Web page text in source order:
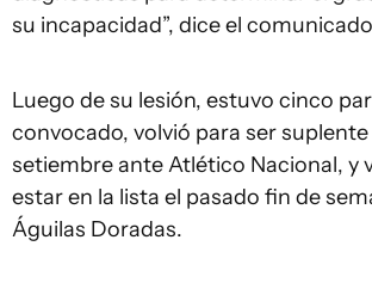
su incapacidad”, dice el
Luego de su lesión, estuvo cinco
convocado, volvió para ser suplente
setiembre ante Atlético Nacional, y
estar en la lista el pasado fin de
Águilas Doradas.